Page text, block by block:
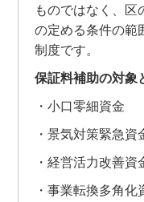
ものではなく、区
の定める条件の範
制度です。
保証料補助の対象
・小口零細資金
・景気対策緊急資
・経営活力改善資
・事業転換多角化